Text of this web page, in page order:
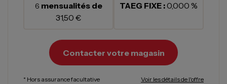
6 mensualités de
31,50 €
TAEG FIXE :0,000 %
Contacter votre magasin
* Hors assurance facultative Voir les détails de l'offre